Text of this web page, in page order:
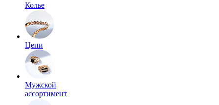
Колье
Цепи
Мужской
ассортимент